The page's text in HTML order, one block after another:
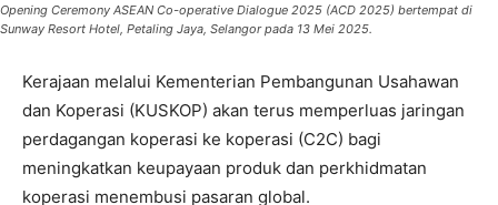
Opening Ceremony ASEAN Co-operative Dialogue 2025 (ACD 2025) bertempat di
Sunway Resort Hotel, Petaling Jaya, Selangor pada 13 Mei 2025.
Kerajaan melalui Kementerian Pembangunan Usahawan
dan Koperasi (KUSKOP) akan terus memperluas jaringan
perdagangan koperasi ke koperasi (C2C) bagi
meningkatkan keupayaan produk dan perkhidmatan
koperasi menembusi pasaran global.